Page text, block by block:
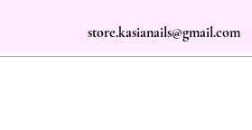
store.kasianails@gmail.com